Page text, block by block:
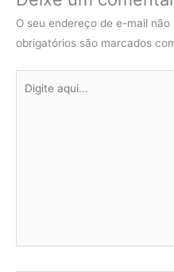
O seu endereço de e-mail não
obrigatórios são marcados
aqui...